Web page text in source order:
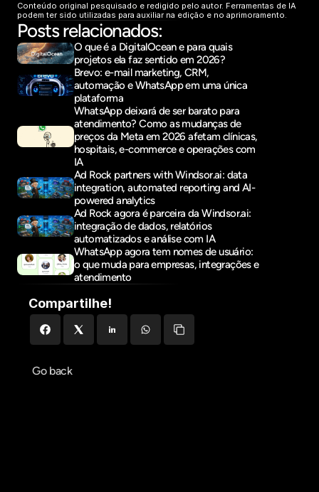
Conteúdo original pesquisado e redigido pelo autor. Ferramentas de IA
podem ter sido utilizadas para auxiliar na edição e no aprimoramento.
Posts relacionados:
O que é a DigitalOcean e para quais
projetos ela faz sentido em 2026?
Brevo: e-mail marketing, CRM,
automação e WhatsApp em uma única
plataforma
WhatsApp deixará de ser barato para
atendimento? Como as mudanças de
preços da Meta em 2026 afetam clínicas,
hospitais, e-commerce e operações com
IA
Ad Rock partners with Windsor.ai: data
integration, automated reporting and AI-
powered analytics
Ad Rock agora é parceira da Windsor.ai:
integração de dados, relatórios
automatizados e análise com IA
WhatsApp agora tem nomes de usuário:
o que muda para empresas, integrações e
atendimento
Compartilhe!
Go back